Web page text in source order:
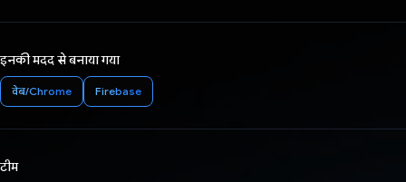
इनकी मदद से बनाया गया
वेब/Chrome Firebase
टीम